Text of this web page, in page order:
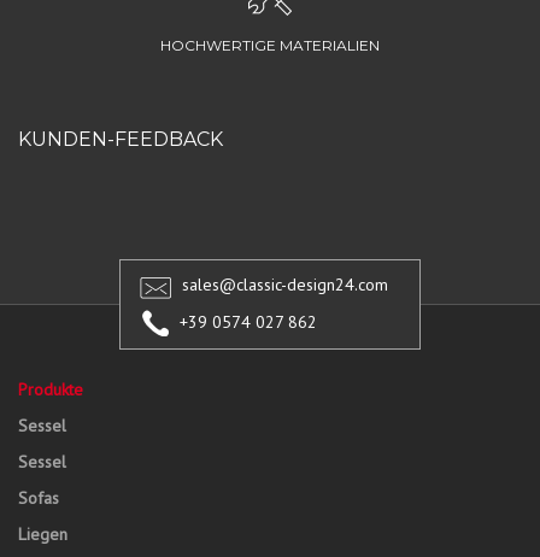
HOCHWERTIGE MATERIALIEN
KUNDEN-FEEDBACK
sales@classic-design24.com
+39 0574 027 862
Produkte
Sessel
Sessel
Sofas
Liegen